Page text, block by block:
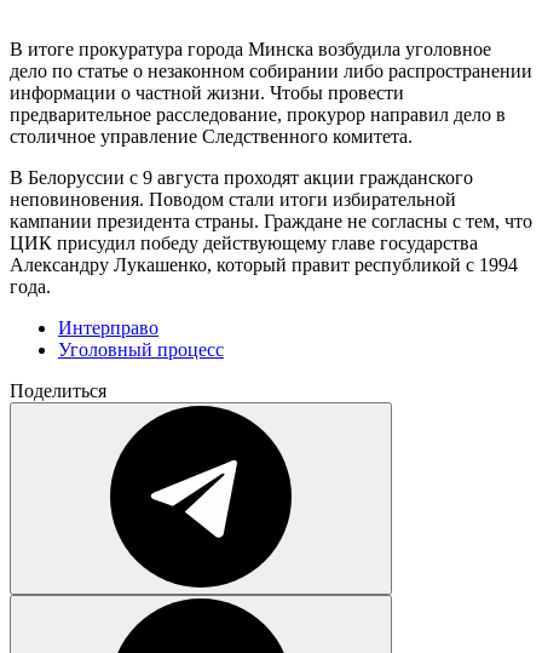
В итоге прокуратура города Минска возбудила уголовное
дело по статье о незаконном собирании либо распространении
информации о частной жизни. Чтобы провести
предварительное расследование, прокурор направил дело в
столичное управление Следственного комитета.
В Белоруссии с 9 августа проходят акции гражданского
неповиновения. Поводом стали итоги избирательной
кампании президента страны. Граждане не согласны с тем, что
ЦИК присудил победу действующему главе государства
Александру Лукашенко, который правит республикой с 1994
года.
Интерправо
Уголовный процесс
Поделиться